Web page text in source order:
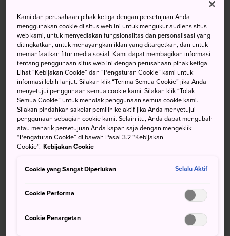
KATA KUNCI PETA
Makhluk Musim Dingin
Yamagata Paling Terkenal
Sosok “monster salju” yang menarik perhatian dan dikenal
sebagai juhyo terletak di puncakGunung Zao
, sebagai
hasil paduan angin Siberia dan hujan salju lebat.
Menuju Lokasi
Naiklah Shinkansen JR Yamagata dari Tokyo ke Yamagata
Panas (Onsen) Zao
. Perjalanan ini memerlukan waktu
Panas (Onsen) Zao
dapat dicapai dengan berjalan kaki
Kami dan perusahaan pihak ketiga dengan persetujuan Anda
menggunakan cookie di situs web ini untuk mengukur audiens situs
web kami, untuk menyediakan fungsionalitas dan personalisasi yang
ditingkatkan, untuk menayangkan iklan yang ditargetkan, dan untuk
memanfaatkan fitur media sosial. Kami dapat membagikan informasi
tentang penggunaan situs web ini dengan perusahaan pihak ketiga.
Lihat “Kebijakan Cookie” dan “Pengaturan Cookie” kami untuk
informasi lebih lanjut. Silakan klik “Terima Semua Cookie” jika Anda
menyetujui penggunaan semua cookie kami. Silakan klik “Tolak
Semua Cookie” untuk menolak penggunaan semua cookie kami.
Silakan pindahkan sakelar pemilih ke aktif jika Anda menyetujui
penggunaan sebagian cookie kami. Selain itu, Anda dapat mengubah
atau menarik persetujuan Anda kapan saja dengan mengeklik
“Pengaturan Cookie” di bawah Pasal 3.2 “Kebijakan
Cookie”. Kebijakan Cookie
Cookie yang Sangat Diperlukan Selalu Aktif
Cookie Performa
Cookie Penargetan